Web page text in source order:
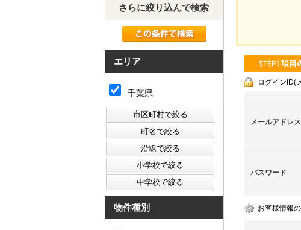
住宅ローンに強い理由
会社概要 スタッフ紹介
その他の事業紹介 健康経営優良法人2025
メール問合せ LINE問合せ
ログインID(
メールアドレス
パスワード
お客様情報
さらに絞り込んで検索
エリア
千葉県
物件種別